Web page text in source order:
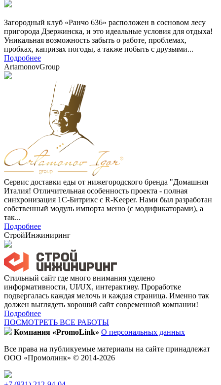
Загородный клуб «Ранчо 636» расположен в сосновом лесу
пригорода Дзержинска, и это идеальные условия для отдыха!
Уникальная возможность забыть о работе, проблемах,
пробках, капризах погоды, а также побыть с друзьями...
Подробнее
ArtamonovGroup
Сервис доставки еды от нижегородского бренда "Домашняя
Италия! Отличительная особенность проекта - полная
синхронизация 1С-Битрикс с R-Keeper. Нами был разработан
собственный модуль импорта меню (с модификаторами), а
так...
Подробнее
СтройИнжиниринг
Стильный сайт где много внимания уделено
информативности, UI/UX, интерактиву. Проработке
подвергалась каждая мелочь и каждая страница. Именно так
должен выглядеть хороший сайт современной компании!
Подробнее
ПОСМОТРЕТЬ ВСЕ РАБОТЫ
Компания «PromoLink» О персональных данных
Все права на публикуемые материалы на сайте принадлежат
ООО «Промолинк» © 2014-2026